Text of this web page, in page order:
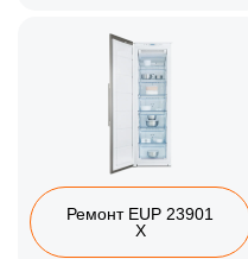
Ремонт EUP 23901
X